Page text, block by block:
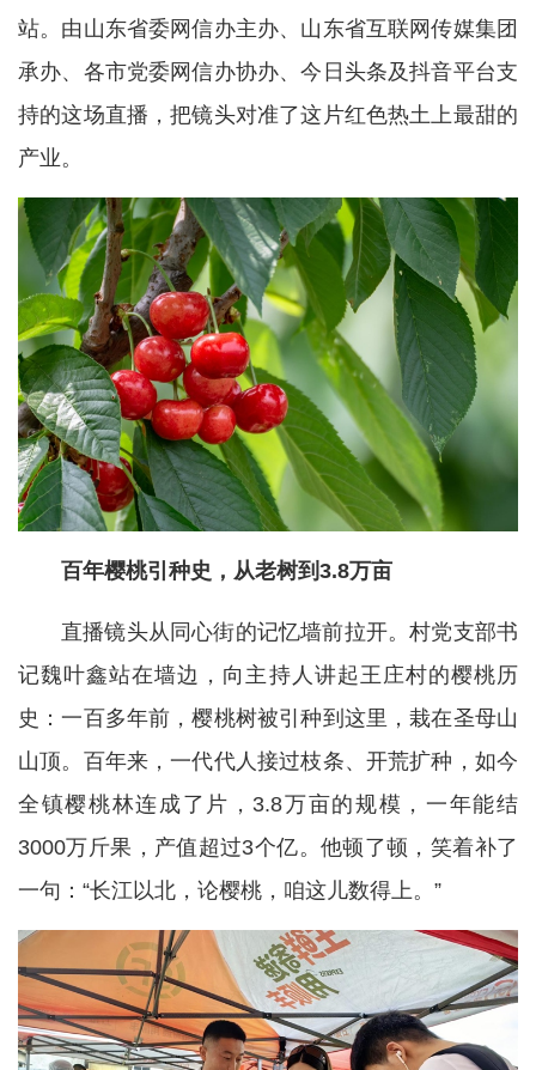
站。由山东省委网信办主办、山东省互联网传媒集团
承办、各市党委网信办协办、今日头条及抖音平台支
持的这场直播，把镜头对准了这片红色热土上最甜的
产业。
百年樱桃引种史，从老树到3.8万亩
直播镜头从同心街的记忆墙前拉开。村党支部书
记魏叶鑫站在墙边，向主持人讲起王庄村的樱桃历
史：一百多年前，樱桃树被引种到这里，栽在圣母山
山顶。百年来，一代代人接过枝条、开荒扩种，如今
全镇樱桃林连成了片，3.8万亩的规模，一年能结
3000万斤果，产值超过3个亿。他顿了顿，笑着补了
一句：“长江以北，论樱桃，咱这儿数得上。”